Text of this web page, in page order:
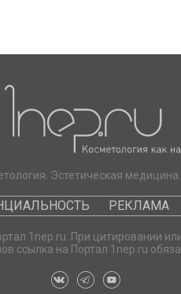
Эстетическая
РЕКЛАМА
1nep.ru. При цитировании
ссылка на Портал 1nep.ru